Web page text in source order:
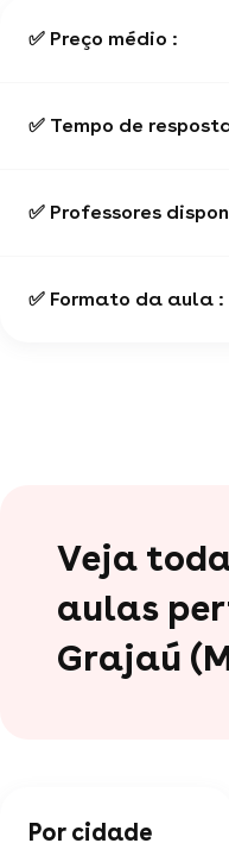
✅ Preço médio :
✅ Tempo de
✅ Professores
✅ Formato da aula :
Veja
aulas
Grajaú
Por cidade